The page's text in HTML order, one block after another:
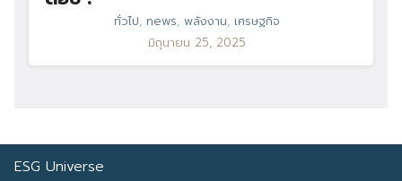
ทั่วไป, news, พลังงาน, เศรษฐกิจ
มิถุนายน 25, 2025
ESG Universe